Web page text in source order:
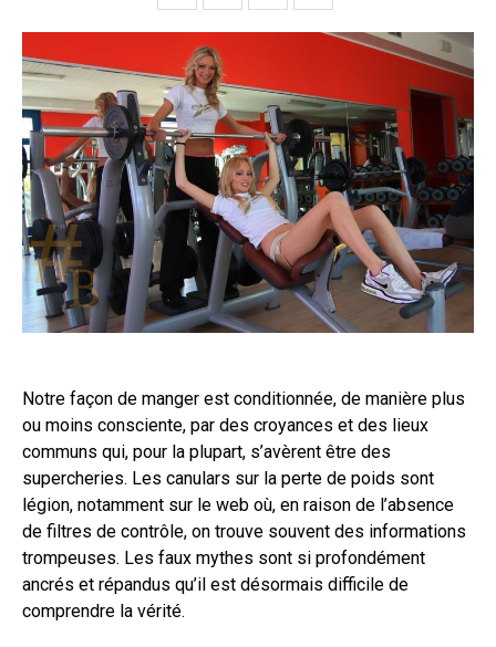
Notre façon de manger est conditionnée, de manière plus
ou moins consciente, par des croyances et des lieux
communs qui, pour la plupart, s’avèrent être des
supercheries. Les canulars sur la perte de poids sont
légion, notamment sur le web où, en raison de l’absence
de filtres de contrôle, on trouve souvent des informations
trompeuses. Les faux mythes sont si profondément
ancrés et répandus qu’il est désormais difficile de
comprendre la vérité.